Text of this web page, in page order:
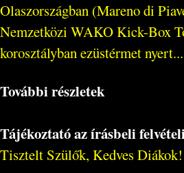
Olaszországban (Mareno di
Nemzetközi WAKO Kick-Box
korosztályban ezüstérmet nyert...
További részletek
Tájékoztató az írásbeli
Tisztelt Szülők, Kedves Diákok!